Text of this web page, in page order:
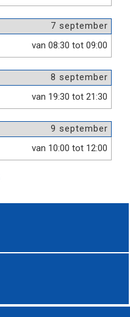
7 september
van 08:30 tot 09:00
8 september
van 19:30 tot 21:30
9 september
van 10:00 tot 12:00